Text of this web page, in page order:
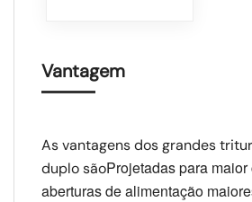
Vantagem
As vantagens dos grandes
duplo sãoProjetadas para
aberturas de alimentação